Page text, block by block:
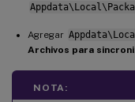
Agregar
Archivos para
NOTA: